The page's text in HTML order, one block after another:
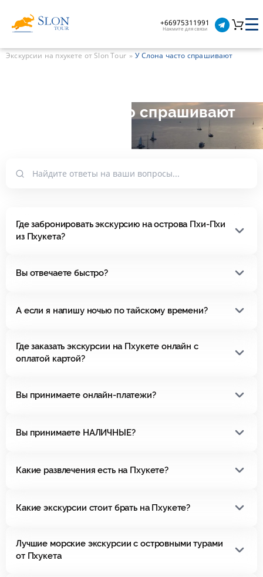
+66975311991
Нажмите для связи
Экскурсии на пхукете от Slon Tour У Слона часто спрашивают
У Слона часто спрашивают
Где забронировать экскурсию на острова Пхи-Пхи
из Пхукета?
Вы отвечаете быстро?
А если я напишу ночью по тайскому времени?
Где заказать экскурсии на Пхукете онлайн с
оплатой картой?
Вы принимаете онлайн-платежи?
Вы принимаете НАЛИЧНЫЕ?
Какие развлечения есть на Пхукете?
Какие экскурсии стоит брать на Пхукете?
Лучшие морские экскурсии с островными турами
от Пхукета